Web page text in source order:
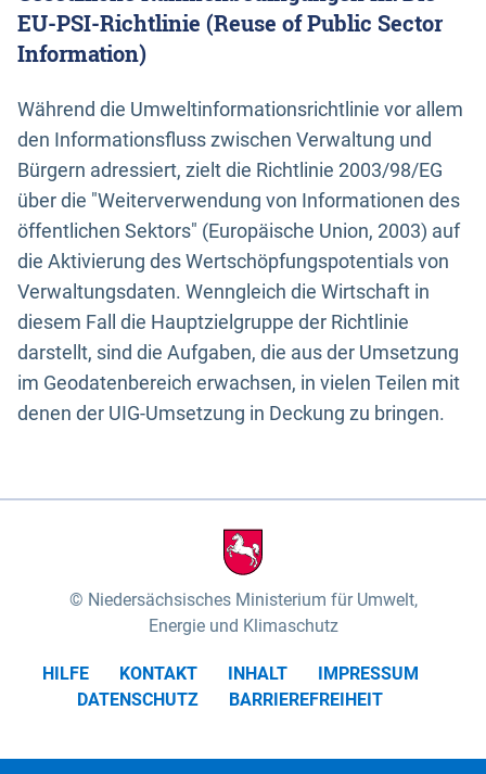
EU-PSI-Richtlinie (Reuse of Public Sector
Information)
Während die Umweltinformationsrichtlinie vor allem
den Informationsfluss zwischen Verwaltung und
Bürgern adressiert, zielt die Richtlinie 2003/98/EG
über die "Weiterverwendung von Informationen des
öffentlichen Sektors" (Europäische Union, 2003) auf
die Aktivierung des Wertschöpfungspotentials von
Verwaltungsdaten. Wenngleich die Wirtschaft in
diesem Fall die Hauptzielgruppe der Richtlinie
darstellt, sind die Aufgaben, die aus der Umsetzung
im Geodatenbereich erwachsen, in vielen Teilen mit
denen der UIG-Umsetzung in Deckung zu bringen.
Niedersächsisches Ministerium für Umwelt,
Energie und Klimaschutz
HILFE KONTAKT INHALT
IMPRESSUM
DATENSCHUTZ
BARRIEREFREIHEIT